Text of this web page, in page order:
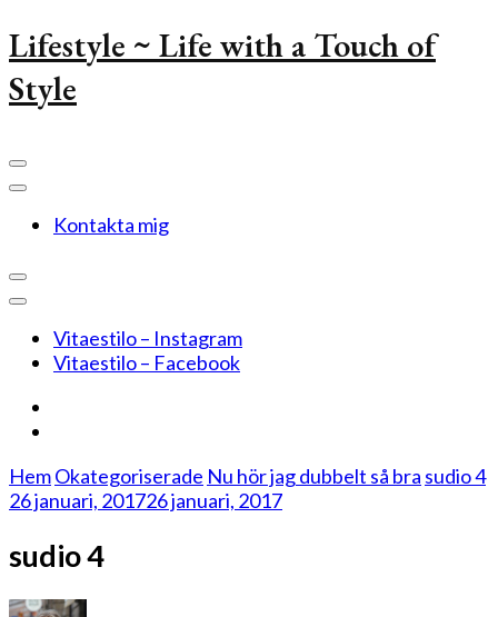
Lifestyle ~ Life with a Touch of
Style
Kontakta mig
Vitaestilo – Instagram
Vitaestilo – Facebook
HemOkategoriserade Nu hör jag dubbelt så bra sudio 4
26 januari, 201726 januari, 2017
sudio 4